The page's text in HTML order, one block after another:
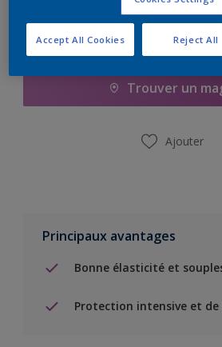
Ajouter à la liste
Trouver un
Ajouter
Principaux avantages
Bonne élasticité et
Protection intensive et de
Reject All
Accept All Cookies